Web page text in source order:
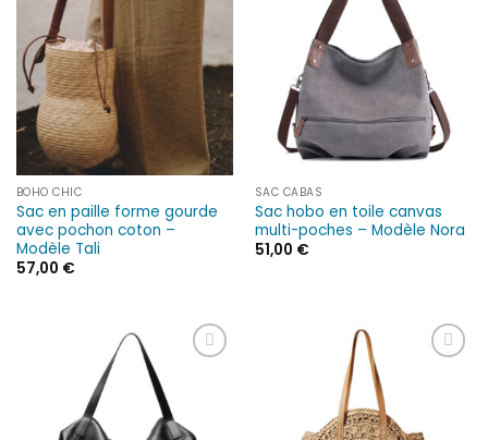
Ajouter
d’envies
BOHO CHIC
Sac en paille forme gourde
avec pochon coton –
Modèle Tali
57,00 €
à la liste
d’envies
SAC CABAS
Sac hobo en toile canvas
multi-poches – Modèle Nora
51,00 €
d’envies